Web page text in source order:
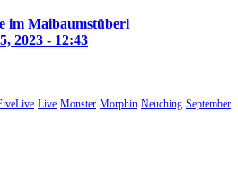
im Maibaumstüberl
2023 - 12:43
Live Monster Morphin Neuching September